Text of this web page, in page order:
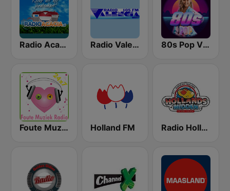
Radio Acacia Radio Valencia 80s Pop Vibes
Foute Muziek Radio Holland FM Radio Hollands Midden